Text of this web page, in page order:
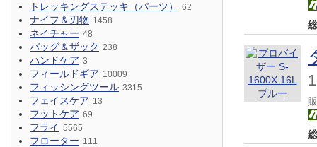
トレッキングステッキ（パーツ） 62
ナイフ＆刃物 1458
ネイチャー 48
バッグ＆ザック 238
ハンドケア 3
フィールドギア 10009
フィッシングツール 3315
フェイスケア 13
フットケア 69
フライ 5565
フローター 111